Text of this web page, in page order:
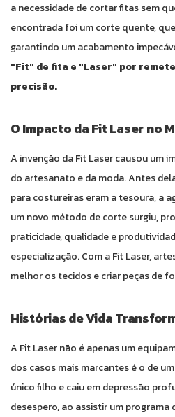
a necessidade de cortar fitas sem
encontrada foi um corte quente,
garantindo um acabamento
"Fit" de fita e "Laser" por
precisão.
O Impacto da Fit Laser no
A invenção da Fit Laser causou um
do artesanato e da moda. Antes
para costureiras eram a tesoura, a
um novo método de corte surgiu,
praticidade, qualidade e
especialização. Com a Fit Laser,
melhor os tecidos e criar peças de
Histórias de Vida
A Fit Laser não é apenas um
dos casos mais marcantes é o de
único filho e caiu em depressão
desespero, ao assistir um programa